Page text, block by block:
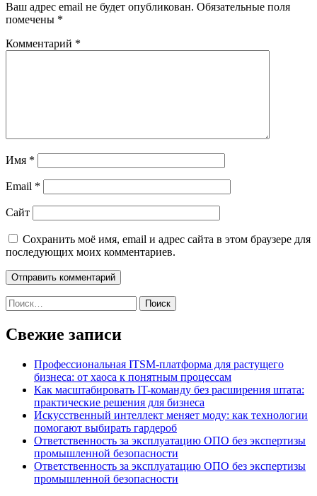
Ваш адрес email не будет опубликован. Обязательные поля
помечены *
Комментарий *
Имя *
Email *
Сайт
Сохранить моё имя, email и адрес сайта в этом браузере для
последующих моих комментариев.
Найти:
Свежие записи
Профессиональная ITSM-платформа для растущего
бизнеса: от хаоса к понятным процессам
Как масштабировать IT-команду без расширения штата:
практические решения для бизнеса
Искусственный интеллект меняет моду: как технологии
помогают выбирать гардероб
Ответственность за эксплуатацию ОПО без экспертизы
промышленной безопасности
Ответственность за эксплуатацию ОПО без экспертизы
промышленной безопасности